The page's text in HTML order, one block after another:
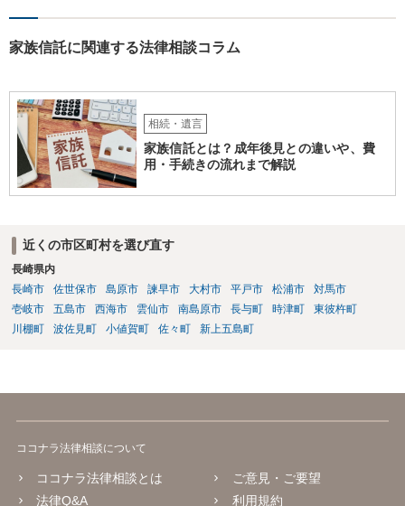
家族信託に関連する法律相談コラム
相続・遺言
家族信託とは？成年後見との違いや、費
用・手続きの流れまで解説
近くの市区町村を選び直す
長崎県内
長崎市
佐世保市 島原市 諫早市 大村市 平戸市 松浦市
対馬市
壱岐市
五島市 西海市 雲仙市 南島原市 長与町 時津町
東彼杵町
川棚町
波佐見町 小値賀町 佐々町 新上五島町
ココナラ法律相談について
ココナラ法律相談とは
法律Q&A
ご意見・ご要望
利用規約